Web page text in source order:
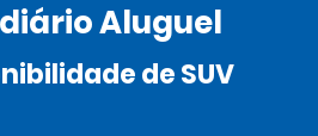
Aluguel
de SUV